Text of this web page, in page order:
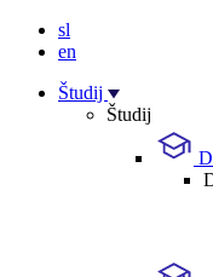
sl
en
Študij
Študij